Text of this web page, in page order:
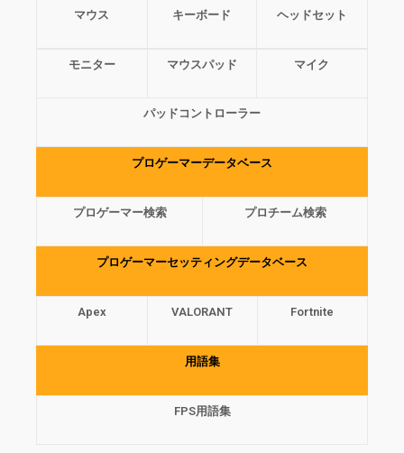
マウス キーボード ヘッドセット
モニター マウスパッド マイク
パッドコントローラー
プロゲーマーデータベース
プロゲーマー検索 プロチーム検索
プロゲーマーセッティングデータベース
Apex VALORANT Fortnite
用語集
FPS用語集